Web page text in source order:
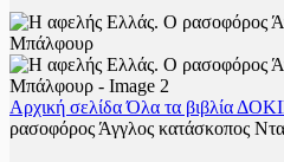
Αρχική σελίδαΌλα τα βιβλία
ρασοφόρος Άγγλος κατάσκοπος